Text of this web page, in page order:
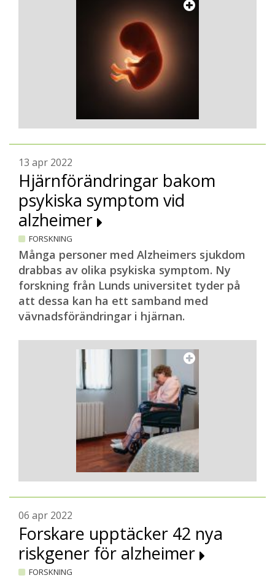
13 apr 2022
Hjärnförändringar bakom
psykiska symptom vid
alzheimer
FORSKNING
Många personer med Alzheimers sjukdom
drabbas av olika psykiska symptom. Ny
forskning från Lunds universitet tyder på
att dessa kan ha ett samband med
vävnadsförändringar i hjärnan.
06 apr 2022
Forskare upptäcker 42 nya
riskgener för alzheimer
FORSKNING